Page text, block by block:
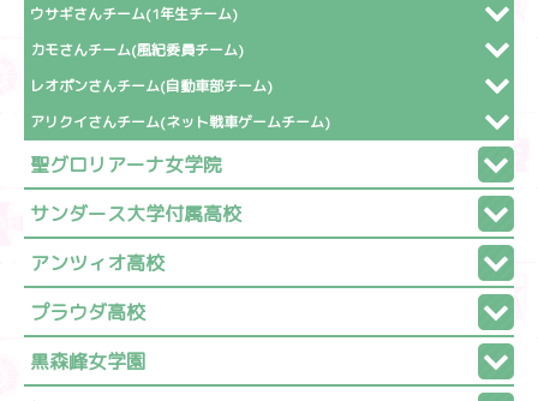
ウサギさんチーム(1年生チーム)
カモさんチーム(風紀委員チーム)
レオポンさんチーム(自動車部チーム)
アリクイさんチーム(ネット戦車ゲームチーム)
聖グロリアーナ女学院
サンダース大学付属高校
アンツィオ高校
プラウダ高校
黒森峰女学園